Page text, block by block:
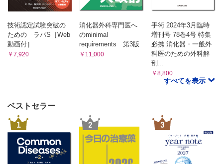
2）Michels による動脈分枝の分類（2）－肝動脈における変異型
3）Michels による動脈分枝の分類（3）－肝動脈における変異の頻度
第6節 変異の成り立ちとその臨床的意味
1）腹腔動脈・上腸間膜動脈の分枝型の成り立ち－復習
2）腹腔動脈・上腸間膜動脈の分枝型の成り立ち－吻合動脈幹説（1）
－ Tandler の考察の軌跡
3）腹腔動脈・上腸間膜動脈の分枝型の成り立ち－吻合動脈幹説（2）
4）腹腔動脈・上腸間膜動脈の分枝型の成り立ち－吻合動脈幹説（3）
1）「癒合と消退」説から見たMichels のaccessory 肝動脈とreplaced
肝動脈
第8節 肝動脈と門脈
1）肝動脈の走行と門脈の走行（1）－静脈の成り立ちと走行の基本型
2）肝動脈の走行と門脈の走行（2）－従来の門脈の成り立ち図を見直
す
3）肝動脈の走行と門脈の走行（3）─門脈成り立ち図の見直しを続ける
2）正面から見た背側膵と腹側膵：腹側間膜と後腹膜との癒
3）正面から見た諸要素の連続性
4）間膜根内の自律神経系諸要素（1）
5）間膜根内の自律神経系諸要素（2）
6）Treitz 靱帯の形態とその臨床的意味
1）間膜根には領域（所属）リンパ流の最中枢がある
節の変位
1）間膜根を立体的に見る動脈・神経・リンパ管の相互関係
2）間膜根への到達の実際
第6章 腹腔動脈・上腸間膜動脈とその分枝
第1節 成り立ちへの序章
技術認定試験突破の
ための ラパS［Web
動画付］
￥7,920
消化器外科専門医へ
のminimal
requirements 第3版
￥11,000
手術 2024年3月臨時
増刊号 78巻4号 特集
必携 消化器・一般外
科医のための外科解
剖...
￥8,800
すべてを表示
ベストセラー
1 2 3